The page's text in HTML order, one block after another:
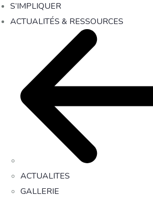
S’IMPLIQUER
ACTUALITÉS & RESSOURCES
ACTUALITES
GALLERIE